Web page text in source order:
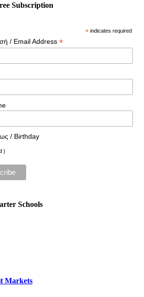
Subscription
* indicates required
/ Email Address *
/ Birthday
)
Schools
Markets